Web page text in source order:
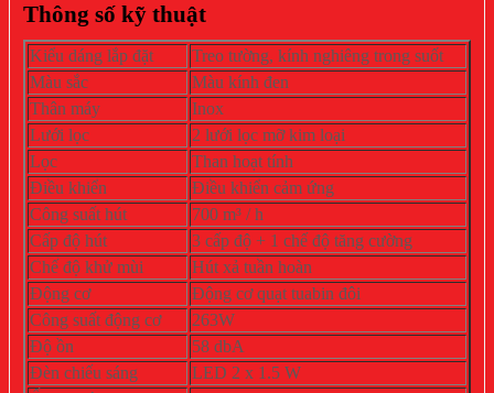
Thông số kỹ thuật
Kiểu dáng lắp đặt
Treo tường, kính nghiêng trong suốt
Màu sắc
Màu kính đen
Thân máy
Inox
Lưới lọc
2 lưới lọc mỡ kim loại
Lọc
Than hoạt tính
Điều khiển
Điều khiển cảm ứng
Công suất hút
700 m³ / h
Cấp độ hút
3 cấp độ + 1 chế độ tăng cường
Chế độ khử mùi
Hút xả tuần hoàn
Động cơ
Động cơ quạt tuabin đôi
Công suất động cơ
263W
Độ ồn
58 dbA
Đèn chiếu sáng
LED 2 x 1.5 W